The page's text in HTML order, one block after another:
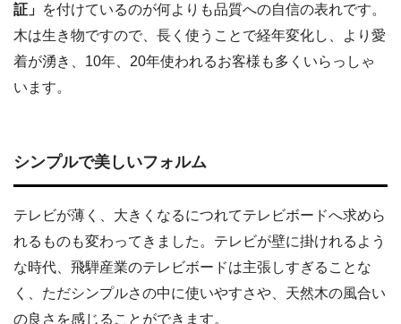
証」 を付けているのが何よりも品質への自信の表れです。
木は生き物ですので、長く使うことで経年変化し、より愛
着が湧き、10年、20年使われるお客様も多くいらっしゃ
います。
シンプルで美しいフォルム
テレビが薄く、大きくなるにつれてテレビボードへ求めら
れるものも変わってきました。テレビが壁に掛けれるよう
な時代、飛騨産業のテレビボードは主張しすぎることな
く、ただシンプルさの中に使いやすさや、天然木の風合い
の良さを感じることができます。